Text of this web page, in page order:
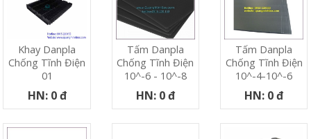
Khay Danpla
Chống Tĩnh Điện
01
HN: 0 đ
Tấm Danpla
Chống Tĩnh Điện
10^-6 - 10^-8
HN: 0 đ
Tấm Danpla
Chống Tĩnh Điện
10^-4-10^-6
HN: 0 đ